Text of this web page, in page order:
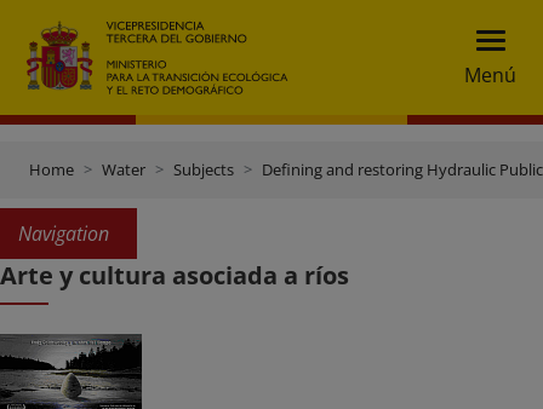
Menú
Home Water Subjects Defining and restoring Hydraulic
Navigation
Arte y cultura asociada a ríos